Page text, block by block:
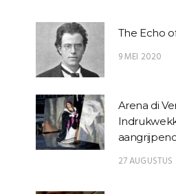
The Echo
9 MEI 2020
Arena di
27